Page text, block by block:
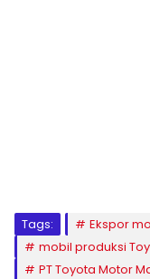
Tags:
Ekspor
mobil produksi
PT Toyota Motor